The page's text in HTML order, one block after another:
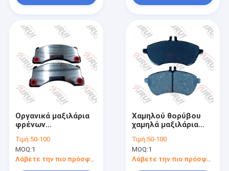
Οργανικά μαξιλάρια
φρένων
χαλκού ελεύθερα με
την εξουσιοδότηση
καθολικής
Τιμή:50-100
MOQ:1
Λάβετε την πιο πρόσφατη τιμή
Χαμηλού θορύβου
χαμηλά μαξιλάρια
επιβατικών
αυτοκινήτων σκόνης
με το συντελεστή
Τιμή:50-100
MOQ:1
Λάβετε την πιο πρόσφατη τιμή